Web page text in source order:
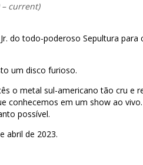
– current)
do todo-poderoso Sepultura
um disco furioso.
o metal sul-americano tão cru e
conhecemos em um show ao
possível.
abril de 2023.